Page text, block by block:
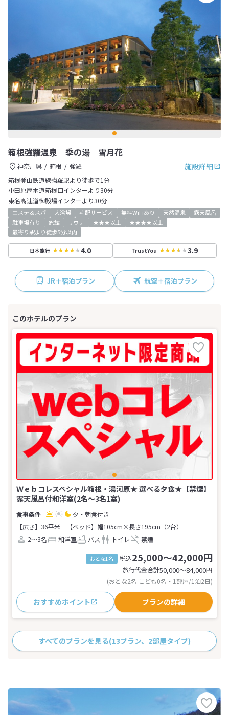
箱根強羅温泉 季の湯 雪月花
施設詳細
神奈川県 箱根
強羅
箱根登山鉄道線強羅駅より徒歩で1分
小田原厚木道箱根口インターより30分
東名高速道御殿場インターより30分
エステ＆スパ 大浴場 宅配サービス 無料WiFiあり 天然温泉
露天風呂
駐車場有り
旅館 サウナ ★★★以上
★★★★以上
最寄り駅より徒歩5分以内
日本旅行 4.0 TrustYou 3.9
JR＋宿泊プラン 航空＋宿泊プラン
Ｗｅｂコレスペシャル箱根・湯河原★ 選べる夕食★【禁煙】
露天風呂付和洋室(2名～3名1室)
夕・朝食付き
【広さ】36平米
【ベッド】幅105cm×長さ195cm（2台）
2～3名
和洋室 バス トイレ 禁煙
おとな1名 税込25,000～42,000円
旅行代金合計50,000〜84,000円
(おとな2名 こども0名・1部屋/1泊2日)
おすすめポイント プランの詳細
すべてのプランを見る(13プラン、2部屋タイプ)